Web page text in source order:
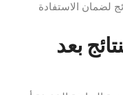
لضمان الاستفادة
بعد